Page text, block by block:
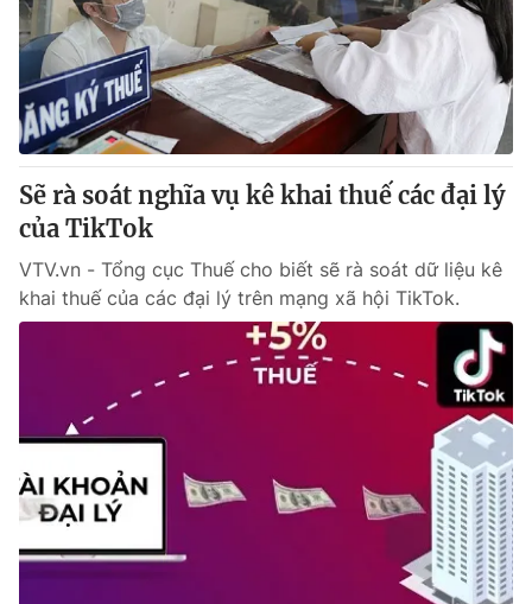
Sẽ rà soát nghĩa vụ kê khai thuế các đại lý
của TikTok
VTV.vn - Tổng cục Thuế cho biết sẽ rà soát dữ liệu kê
khai thuế của các đại lý trên mạng xã hội TikTok.